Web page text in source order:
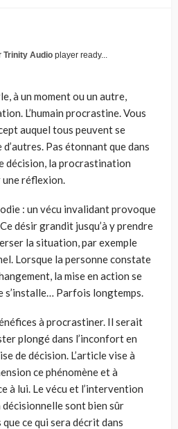
Trinity Audio player ready...
à un moment ou un autre,
L’humain procrastine. Vous
auquel tous peuvent se
Pas étonnant que dans
décision, la procrastination
réflexion.
: un vécu invalidant provoque
désir grandit jusqu’à y prendre
la situation, par exemple
Lorsque la personne constate
la mise en action se
s’installe… Parfois longtemps.
à procrastiner. Il serait
plongé dans l’inconfort en
de décision. L’article vise à
ce phénomène et à
à lui. Le vécu et l’intervention
sont bien sûr
ce qui sera décrit dans